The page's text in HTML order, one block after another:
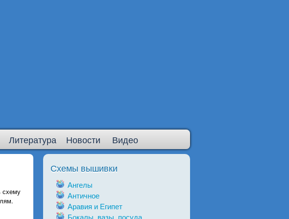
Литература Новости Видео
схему
Схемы вышивки
Ангелы
Античное
Аравия и Египет
Бокалы, вазы, посуда